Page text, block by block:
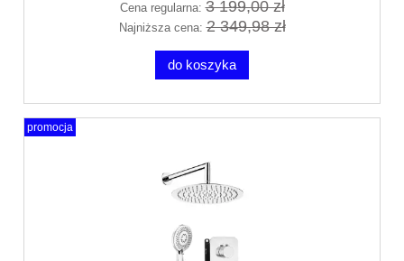
Cena regularna:3 199,00 zł
Najniższa cena:2 349,98 zł
do koszyka
promocja